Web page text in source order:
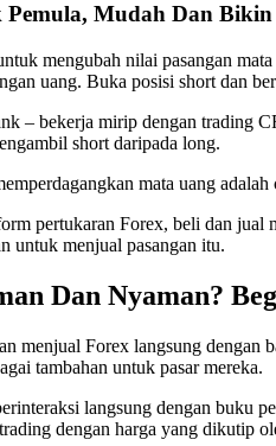
Mudah Dan
mengubah nilai pasangan
uang. Buka posisi short dan
– bekerja mirip dengan trading
short daripada long.
mata uang
pertukaran Forex, beli dan
untuk menjual pasangan itu.
Dan Nyaman?
menjual Forex langsung
tambahan untuk pasar mereka.
langsung dengan buku
dengan harga yang dikutip